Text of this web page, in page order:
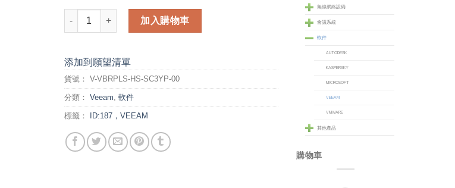
Veeam Backup & Replication Enterprise Plus Cloud Edition for Hyper-V 3 Years License &
加入購物車
添加到願望清單
貨號： V-VBRPLS-HS-SC3YP-00
分類： Veeam 軟件
標籤： ID:187，VEEAM
無線網絡設備
會議系統
軟件
AUTODESK
KASPERSKY
MICROSOFT
VEEAM
VMWARE
其他產品
購物車